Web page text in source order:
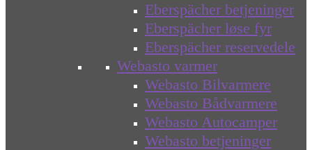
Eberspächer betjeninger
Eberspächer løse fyr
Eberspächer reservedele
Webasto varmer
Webasto Bilvarmere
Webasto Bådvarmere
Webasto Autocamper
Webasto betjeninger